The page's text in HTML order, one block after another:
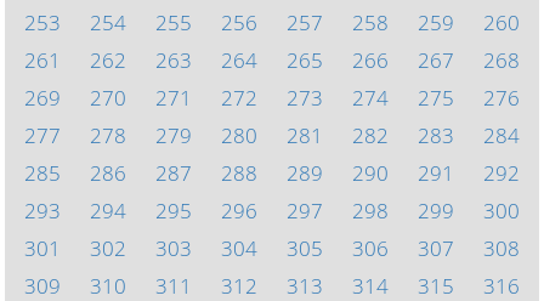
253
254 255 256 257 258 259
260
261
262 263 264 265 266 267
268
269
270 271 272 273 274 275
276
277
278 279 280 281 282 283
284
285
286 287 288 289 290 291
292
293
294 295 296 297 298 299
300
301
302 303 304 305 306 307
308
309
310 311 312 313 314 315
316